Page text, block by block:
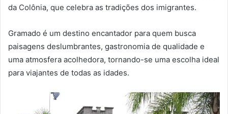
da Colônia, que celebra as tradições dos imigrantes.
Gramado é um destino encantador para quem busca
paisagens deslumbrantes, gastronomia de qualidade e
uma atmosfera acolhedora, tornando-se uma escolha ideal
para viajantes de todas as idades.